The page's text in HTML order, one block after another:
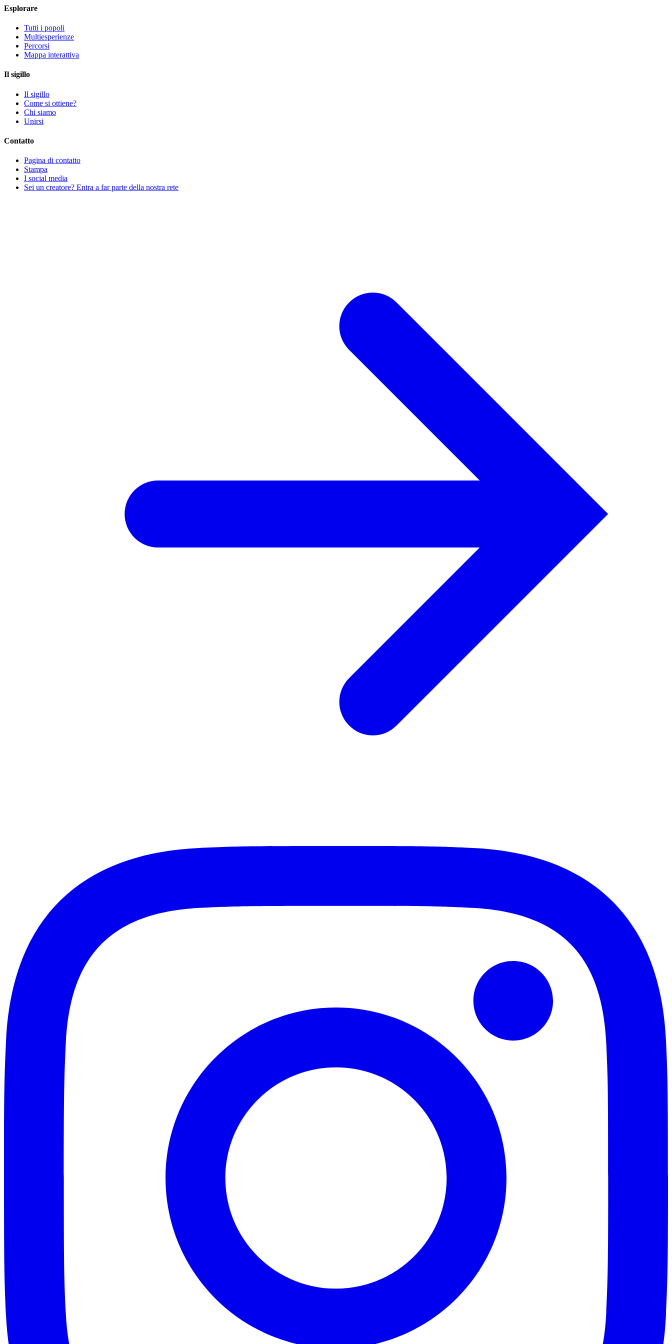
Esplorare
Tutti i popoli
Multiesperienze
Percorsi
Mappa interattiva
Il sigillo
Il sigillo
Come si ottiene?
Chi siamo
Unirsi
Contatto
Pagina di contatto
Stampa
I social media
Sei un creatore? Entra a far parte della nostra rete